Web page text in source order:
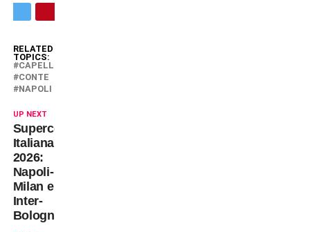
RELATED
TOPICS:
CAPELLO
CONTE
NAPOLI
UP NEXT
Supercoppa
Italiana
2026:
Napoli-
Milan e
Inter-
Bologna